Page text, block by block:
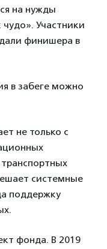
на нужды
Участники
финишера в
в забеге можно
не только с
системные
поддержку
фонда. В 2019